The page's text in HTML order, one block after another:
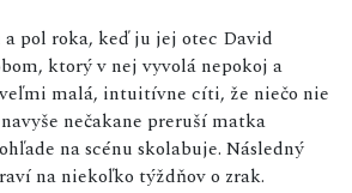
pol roka, keď ju jej otec David
ktorý v nej vyvolá nepokoj a
malá, intuitívne cíti, že niečo nie
nečakane preruší matka
na scénu skolabuje. Následný
na niekoľko týždňov o zrak.